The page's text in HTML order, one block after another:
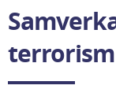
terrorism